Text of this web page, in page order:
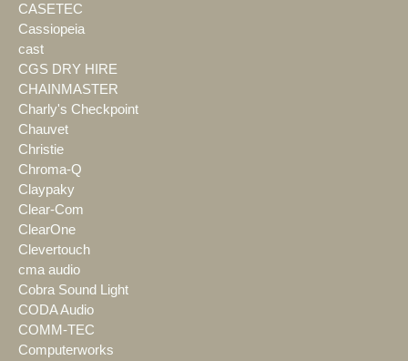
CASETEC
Cassiopeia
cast
CGS DRY HIRE
CHAINMASTER
Charly's Checkpoint
Chauvet
Christie
Chroma-Q
Claypaky
Clear-Com
ClearOne
Clevertouch
cma audio
Cobra Sound Light
CODA Audio
COMM-TEC
Computerworks